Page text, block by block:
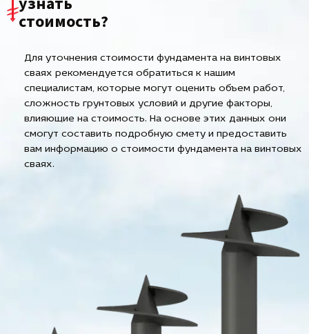
стоимость?
Для уточнения стоимости фундамента на винтовых
сваях рекомендуется обратиться к нашим
специалистам, которые могут оценить объем работ,
сложность грунтовых условий и другие факторы,
влияющие на стоимость. На основе этих данных они
смогут составить подробную смету и предоставить
вам информацию о стоимости фундамента на винтовых
сваях.